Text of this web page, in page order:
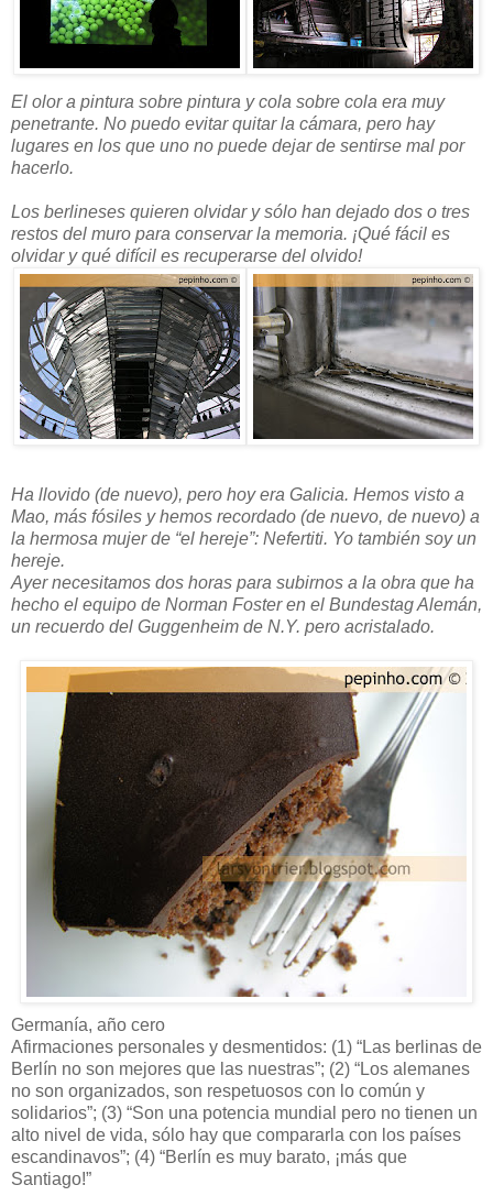
El olor a pintura sobre pintura y cola sobre cola era muy
penetrante. No puedo evitar quitar la cámara, pero hay
lugares en los que uno no puede dejar de sentirse mal por
hacerlo.
Los berlineses quieren olvidar y sólo han dejado dos o tres
restos del muro para conservar la memoria. ¡Qué fácil es
olvidar y qué difícil es recuperarse del olvido!
Ha llovido (de nuevo), pero hoy era Galicia. Hemos visto a
Mao, más fósiles y hemos recordado (de nuevo, de nuevo) a
la hermosa mujer de “el hereje”: Nefertiti. Yo también soy un
hereje.
Ayer necesitamos dos horas para subirnos a la obra que ha
hecho el equipo de Norman Foster en el Bundestag Alemán,
un recuerdo del Guggenheim de N.Y. pero acristalado.
Germanía, año cero
Afirmaciones personales y desmentidos: (1) “Las berlinas de
Berlín no son mejores que las nuestras”; (2) “Los alemanes
no son organizados, son respetuosos con lo común y
solidarios”; (3) “Son una potencia mundial pero no tienen un
alto nivel de vida, sólo hay que compararla con los países
escandinavos”; (4) “Berlín es muy barato, ¡más que
Santiago!”